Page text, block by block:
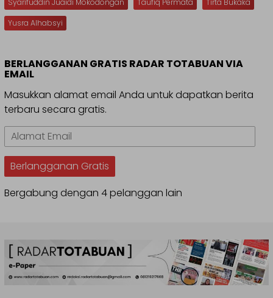
Yusra Alhabsyi
BERLANGGANAN GRATIS RADAR TOTABUAN VIA
EMAIL
Masukkan alamat email Anda untuk dapatkan berita
terbaru secara gratis.
Alamat
Email
Berlangganan Gratis
Bergabung dengan 4 pelanggan lain